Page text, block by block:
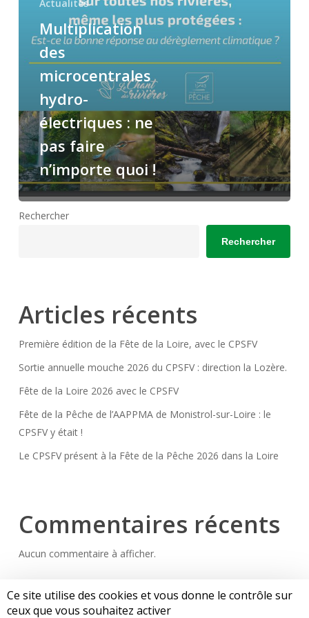
Ce site utilise des cookies et vous donne le contrôle sur
ceux que vous souhaitez activer
n’importe
quoi
Actualités
Multiplication
des
microcentrales
hydro-
électriques : ne
pas faire
n’importe quoi !
Rechercher
Rechercher
Articles récents
Première édition de la Fête de la Loire, avec le CPSFV
Sortie annuelle mouche 2026 du CPSFV : direction la Lozère.
Fête de la Loire 2026 avec le CPSFV
Fête de la Pêche de l’AAPPMA de Monistrol-sur-Loire : le
CPSFV y était !
Le CPSFV présent à la Fête de la Pêche 2026 dans la Loire
Commentaires récents
Aucun commentaire à afficher.